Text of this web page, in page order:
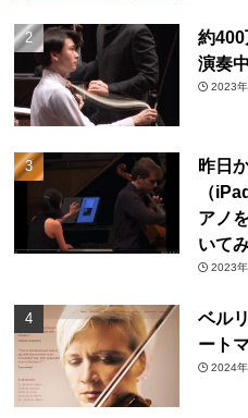
約400
演奏
2023
昨日
（
アノ
いて
2023
ベル
ート
2024